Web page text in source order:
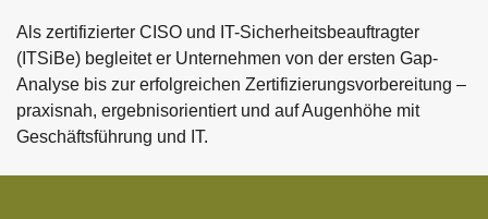
Als zertifizierter CISO und IT-Sicherheitsbeauftragter
(ITSiBe) begleitet er Unternehmen von der ersten Gap-
Analyse bis zur erfolgreichen Zertifizierungsvorbereitung –
praxisnah, ergebnisorientiert und auf Augenhöhe mit
Geschäftsführung und IT.